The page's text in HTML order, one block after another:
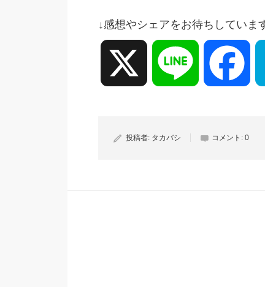
↓感想やシェアをお待ちしていま
Line
投稿者: タカバシ コメント: 0